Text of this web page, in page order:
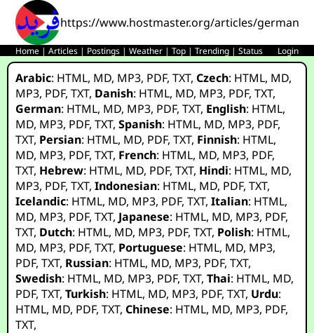
https://www.hostmaster.org/articles/
Home |Articles | Postings |Weather |Top |Trending |Status Login
Arabic: HTML, MD, MP3, PDF,TXT,Czech: HTML, MD,
MP3, PDF,TXT, Danish: HTML, MD, MP3, PDF,TXT,
German: HTML, MD, MP3, PDF,TXT, English: HTML,
MD, MP3, PDF,TXT,Spanish: HTML, MD, MP3, PDF,
TXT, Persian: HTML, MD, PDF,TXT, Finnish: HTML,
MD, MP3, PDF,TXT, French: HTML, MD, MP3, PDF,
TXT, Hebrew: HTML, MD, PDF,TXT, Hindi: HTML, MD,
MP3, PDF,TXT,Indonesian: HTML, MD, PDF,TXT,
Icelandic: HTML, MD, MP3, PDF,TXT,Italian: HTML,
MD, MP3, PDF,TXT, Japanese: HTML, MD, MP3, PDF,
TXT, Dutch: HTML, MD, MP3, PDF,TXT, Polish: HTML,
MD, MP3, PDF,TXT, Portuguese: HTML, MD, MP3,
PDF,TXT, Russian: HTML, MD, MP3, PDF,TXT,
Swedish: HTML, MD, MP3, PDF,TXT,Thai: HTML, MD,
PDF,TXT,Turkish: HTML, MD, MP3, PDF,TXT, Urdu:
HTML, MD, PDF,TXT,Chinese: HTML, MD, MP3, PDF,
TXT,